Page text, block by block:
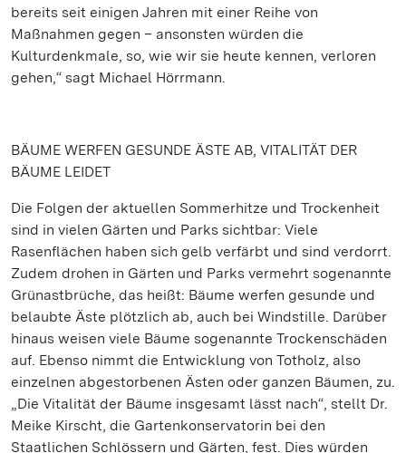
bereits seit einigen Jahren mit einer Reihe von
Maßnahmen gegen – ansonsten würden die
Kulturdenkmale, so, wie wir sie heute kennen, verloren
gehen,“ sagt Michael Hörrmann.
BÄUME WERFEN GESUNDE ÄSTE AB, VITALITÄT DER
BÄUME LEIDET
Die Folgen der aktuellen Sommerhitze und Trockenheit
sind in vielen Gärten und Parks sichtbar: Viele
Rasenflächen haben sich gelb verfärbt und sind verdorrt.
Zudem drohen in Gärten und Parks vermehrt sogenannte
Grünastbrüche, das heißt: Bäume werfen gesunde und
belaubte Äste plötzlich ab, auch bei Windstille. Darüber
hinaus weisen viele Bäume sogenannte Trockenschäden
auf. Ebenso nimmt die Entwicklung von Totholz, also
einzelnen abgestorbenen Ästen oder ganzen Bäumen, zu.
„Die Vitalität der Bäume insgesamt lässt nach“, stellt Dr.
Meike Kirscht, die Gartenkonservatorin bei den
Staatlichen Schlössern und Gärten, fest. Dies würden